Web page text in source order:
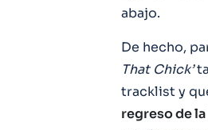
abajo.
De hecho,
That Chick’
tracklist y
regreso de